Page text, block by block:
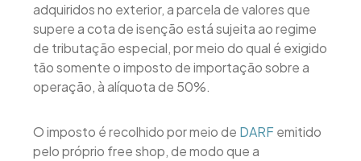
adquiridos no exterior, a parcela de valores que
supere a cota de isenção está sujeita ao regime
de tributação especial, por meio do qual é exigido
tão somente o imposto de importação sobre a
operação, à alíquota de 50%.
O imposto é recolhido por meio de DARF emitido
pelo próprio free shop, de modo que a